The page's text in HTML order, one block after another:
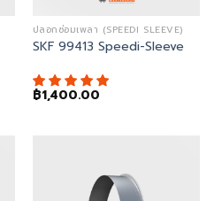
ปลอกซ่อมเพลา (SPEEDI SLEEVE)
SKF 99413 Speedi-Sleeve
฿1,400.00